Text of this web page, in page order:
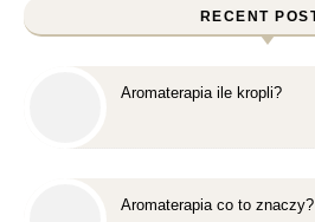
RECENT
Aromaterapia ile kropli?
Aromaterapia co to znaczy?